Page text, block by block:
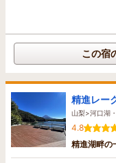
この宿
精進レー
山梨>河口湖
4.8
精進湖畔の